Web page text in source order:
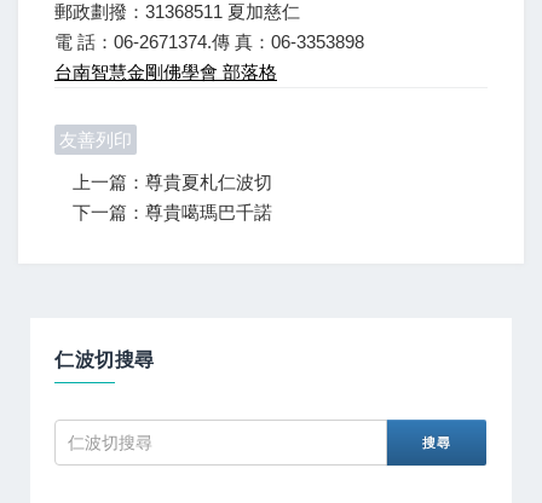
郵政劃撥：31368511 夏加慈仁
電 話：06-2671374.傳 真：06-3353898
台南智慧金剛佛學會 部落格
友善列印
上一篇：尊貴夏札仁波切
下一篇：尊貴噶瑪巴千諾
仁波切搜尋